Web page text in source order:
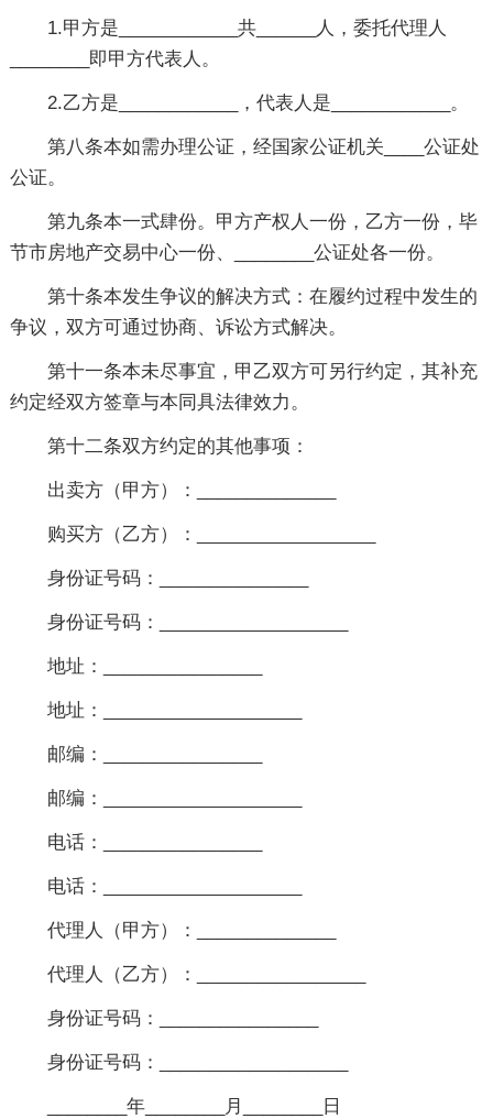
1.甲方是____________共______人，委托代理人
________即甲方代表人。
2.乙方是____________，代表人是____________。
第八条本如需办理公证，经国家公证机关____公证处
公证。
第九条本一式肆份。甲方产权人一份，乙方一份，毕
节市房地产交易中心一份、________公证处各一份。
第十条本发生争议的解决方式：在履约过程中发生的
争议，双方可通过协商、诉讼方式解决。
第十一条本未尽事宜，甲乙双方可另行约定，其补充
约定经双方签章与本同具法律效力。
第十二条双方约定的其他事项：
出卖方（甲方）：______________
购买方（乙方）：__________________
身份证号码：_______________
身份证号码：___________________
地址：________________
地址：____________________
邮编：________________
邮编：____________________
电话：________________
电话：____________________
代理人（甲方）：______________
代理人（乙方）：_________________
身份证号码：________________
身份证号码：___________________
________年________月________日